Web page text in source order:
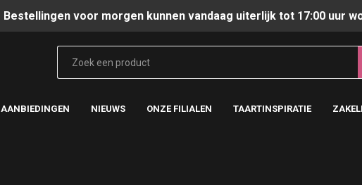
Bestellingen voor morgen kunnen vandaag uiterlijk tot 17:00 uur
AANBIEDINGEN NIEUWS ONZE FILIALEN TAARTINSPIRATIE